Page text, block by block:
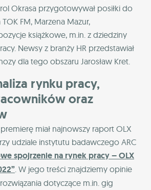
Okrasa przygotowywał posiłki do
FM, Marzena Mazur,
książkowe, m.in. z dziedziny
Newsy z branży HR przedstawiał
dla tego obszaru Jarosław Kret.
rynku pracy,
oraz
miał najnowszy raport OLX
udziale instytutu badawczego ARC
spojrzenie na rynek pracy – OLX
. W jego treści znajdziemy opinie
dotyczące m.in. gig